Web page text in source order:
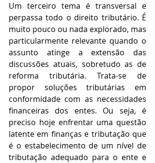
Um terceiro tema é transversal e
perpassa todo o direito tributário. É
muito pouco ou nada explorado, mas
particularmente relevante quando o
assunto atinge a extensão das
discussões atuais, sobretudo as de
reforma tributária. Trata-se de
propor soluções tributárias em
conformidade com as necessidades
financeiras dos entes. Ou seja, é
preciso hoje enfrentar uma questão
latente em finanças e tributação que
é o estabelecimento de um nível de
tributação adequado para o ente e